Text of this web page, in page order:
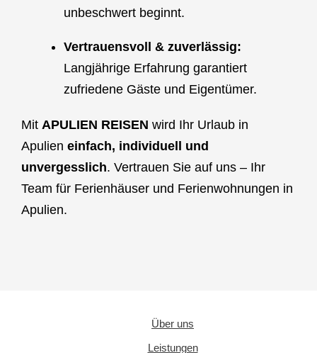
unbeschwert beginnt.
Vertrauensvoll & zuverlässig:
Langjährige Erfahrung garantiert
zufriedene Gäste und Eigentümer.
Mit APULIEN REISEN wird Ihr Urlaub in
Apulien einfach, individuell und
unvergesslich. Vertrauen Sie auf uns – Ihr
Team für Ferienhäuser und Ferienwohnungen in
Apulien.
Über uns
Leistungen